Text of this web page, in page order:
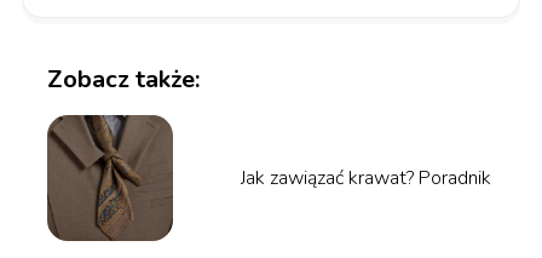
Zobacz także:
Jak zawiązać krawat? Poradnik